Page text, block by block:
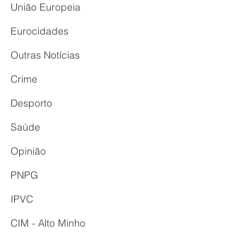
União Europeia
Eurocidades
Outras Notícias
Crime
Desporto
Saúde
Opinião
PNPG
IPVC
CIM - Alto Minho